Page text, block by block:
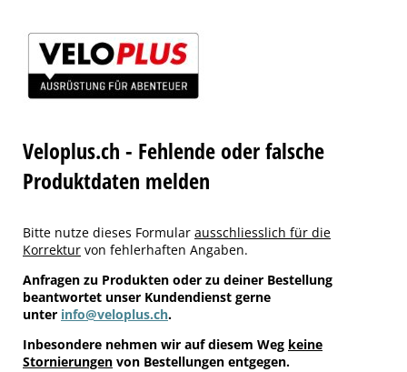
Veloplus.ch - Fehlende oder falsche
Produktdaten melden
Bitte nutze dieses Formular ausschliesslich für die
Korrektur von fehlerhaften Angaben.
Anfragen zu Produkten oder zu deiner Bestellung
beantwortet unser Kundendienst gerne
unter info@veloplus.ch.
Inbesondere nehmen wir auf diesem Weg keine
Stornierungen von Bestellungen entgegen.